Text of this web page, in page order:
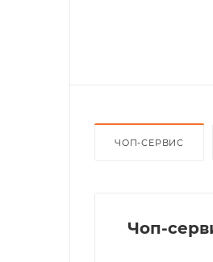
ЧОП-СЕРВИС
Чоп-